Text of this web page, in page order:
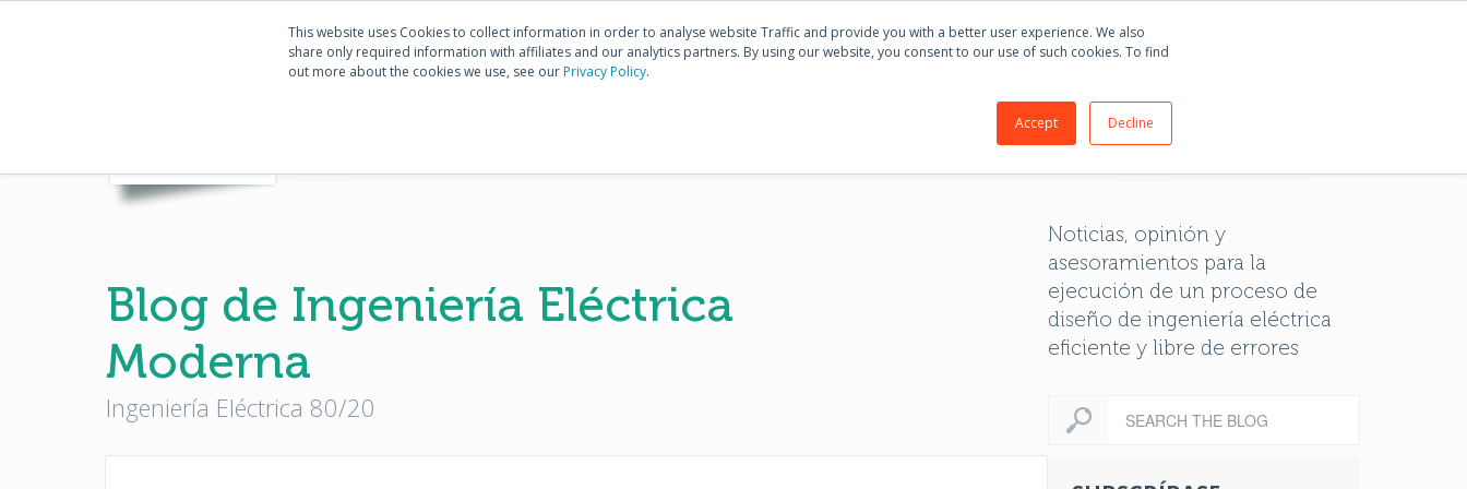
This website uses Cookies to collect information in order to analyse website Traffic and provide you with a better user experience. We also
share only required information with affiliates and our analytics partners. By using our website, you consent to our use of such cookies. To find
out more about the cookies we use, see ourPrivacy Policy.
Accept Decline
Comunidad Descubra E3.series Comprar E3.series
BLOG ACERCA DE
Blog de Ingeniería Eléctrica
Moderna
Ingeniería Eléctrica 80/20
Noticias, opinión y
asesoramientos para la
ejecución de un proceso de
diseño de ingeniería eléctrica
eficiente y libre de errores